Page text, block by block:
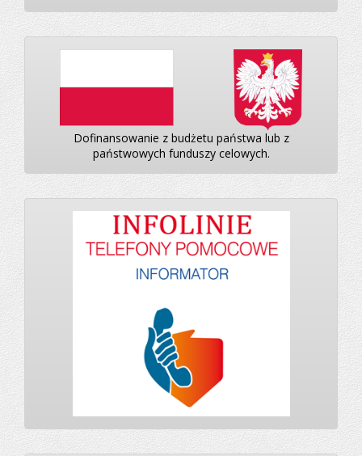
Dofinansowanie z budżetu państwa lub z
państwowych funduszy celowych.